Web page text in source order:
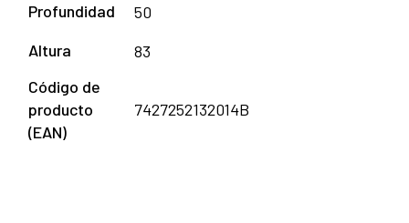
Profundidad
50
Altura
83
Código de
producto
(EAN)
7427252132014B